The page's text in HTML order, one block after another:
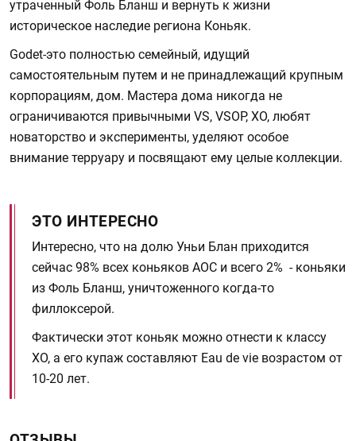
утраченный Фоль Бланш и вернуть к жизни
историческое наследие региона Коньяк.
Godet-это полностью семейный, идущий
самостоятельным путем и не принадлежащий крупным
корпорациям, дом. Мастера дома никогда не
ограничиваются привычными VS, VSOP, XO, любят
новаторство и эксперименты, уделяют особое
внимание терруару и посвящают ему целые коллекции.
ЭТО ИНТЕРЕСНО
Интересно, что на долю Уньи Блан приходится
сейчас 98% всех коньяков AOC и всего 2% - коньяки
из Фоль Бланш, уничтоженного когда-то
филлоксерой.
Фактически этот коньяк можно отнести к классу
XO, а его купаж составляют Eau de vie возрастом от
10-20 лет.